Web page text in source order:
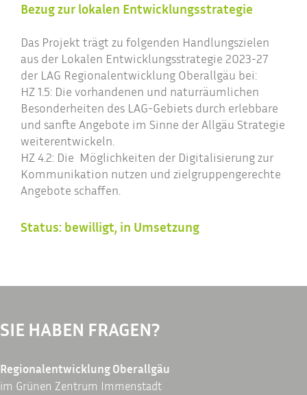
Bezug zur lokalen Entwicklungsstrategie
Das Projekt trägt zu folgenden Handlungszielen
aus der Lokalen Entwicklungsstrategie 2023-27
der LAG Regionalentwicklung Oberallgäu bei:
HZ 1.5: Die vorhandenen und naturräumlichen
Besonderheiten des LAG-Gebiets durch erlebbare
und sanfte Angebote im Sinne der Allgäu Strategie
weiterentwickeln.
HZ 4.2: Die Möglichkeiten der Digitalisierung zur
Kommunikation nutzen und zielgruppengerechte
Angebote schaffen.
Status: bewilligt, in Umsetzung
SIE HABEN FRAGEN?
Regionalentwicklung Oberallgäu
im Grünen Zentrum Immenstadt